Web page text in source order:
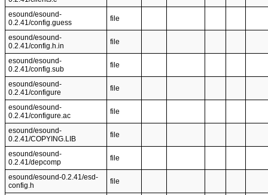
esound/esound-
0.2.41/config.guess
file
esound/esound-
0.2.41/config.h.in
file
esound/esound-
0.2.41/config.sub
file
esound/esound-
0.2.41/configure
file
esound/esound-
0.2.41/configure.ac
file
esound/esound-
0.2.41/COPYING.LIB
file
esound/esound-
0.2.41/depcomp
file
esound/esound-0.2.41/esd-
config.h
file